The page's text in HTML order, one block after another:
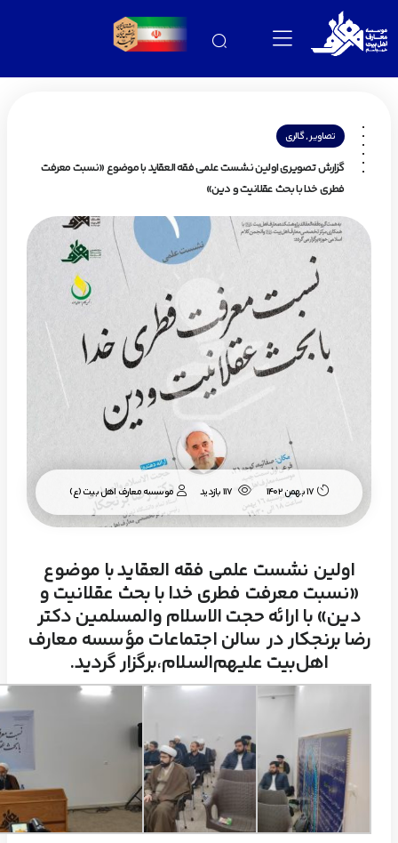
تصاویر,گالری
گزارش تصویری اولین نشست علمی فقه العقاید با موضوع «نسبت معرفت
فطری خدا با بحث عقلانیت و دین»
17 بهمن 1402 موسسه معارف اهل بیت (ع)
اولین نشست علمی فقه العقاید با موضوع
«نسبت معرفت فطری خدا با بحث عقلانیت و
دین» با ارائه حجت الاسلام‌ والمسلمین دکتر
رضا برنجکار در سالن اجتماعات مؤسسه معارف
اهل‌بیت علیهم‌السلام،برگزار گردید.